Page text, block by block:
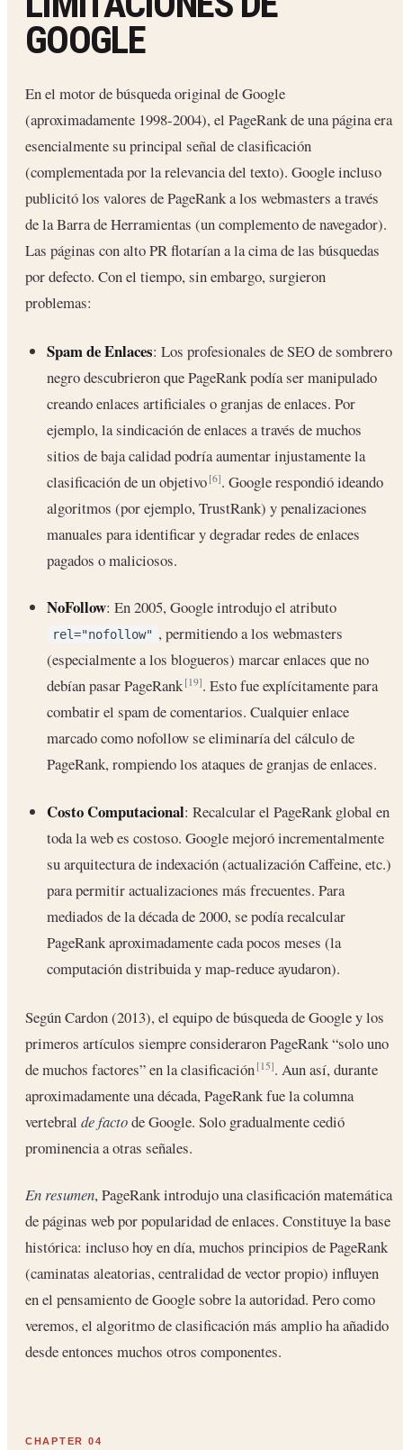
GOOGLE
En el motor de búsqueda original de Google
(aproximadamente 1998-2004), el PageRank de una página era
esencialmente su principal señal de clasificación
(complementada por la relevancia del texto). Google incluso
publicitó los valores de PageRank a los webmasters a través
de la Barra de Herramientas (un complemento de navegador).
Las páginas con alto PR flotarían a la cima de las búsquedas
por defecto. Con el tiempo, sin embargo, surgieron
problemas:
Spam de Enlaces: Los profesionales de SEO de sombrero
negro descubrieron que PageRank podía ser manipulado
creando enlaces artificiales o granjas de enlaces. Por
ejemplo, la sindicación de enlaces a través de muchos
sitios de baja calidad podría aumentar injustamente la
clasificación de un objetivo[6]. Google respondió ideando
algoritmos (por ejemplo, TrustRank) y penalizaciones
manuales para identificar y degradar redes de enlaces
pagados o maliciosos.
NoFollow: En 2005, Google introdujo el atributo
rel="nofollow" , permitiendo a los webmasters
(especialmente a los blogueros) marcar enlaces que no
debían pasar PageRank[19]. Esto fue explícitamente para
combatir el spam de comentarios. Cualquier enlace
marcado como nofollow se eliminaría del cálculo de
PageRank, rompiendo los ataques de granjas de enlaces.
Costo Computacional: Recalcular el PageRank global en
toda la web es costoso. Google mejoró incrementalmente
su arquitectura de indexación (actualización Caffeine, etc.)
para permitir actualizaciones más frecuentes. Para
mediados de la década de 2000, se podía recalcular
PageRank aproximadamente cada pocos meses (la
computación distribuida y map-reduce ayudaron).
Según Cardon (2013), el equipo de búsqueda de Google y los
primeros artículos siempre consideraron PageRank “solo uno
de muchos factores” en la clasificación[15]. Aun así, durante
aproximadamente una década, PageRank fue la columna
vertebral de factode Google. Solo gradualmente cedió
prominencia a otras señales.
En resumen, PageRank introdujo una clasificación matemática
de páginas web por popularidad de enlaces. Constituye la base
histórica: incluso hoy en día, muchos principios de PageRank
(caminatas aleatorias, centralidad de vector propio) influyen
en el pensamiento de Google sobre la autoridad. Pero como
veremos, el algoritmo de clasificación más amplio ha añadido
desde entonces muchos otros componentes.